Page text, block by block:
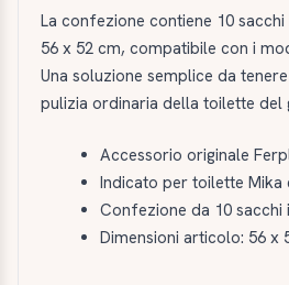
La confezione contiene 10
56 x 52 cm, compatibile con i
Una soluzione semplice da
pulizia ordinaria della toilette del
Accessorio originale
Indicato per toilette Mika
Confezione da 10 sacchi
Dimensioni articolo: 56 x